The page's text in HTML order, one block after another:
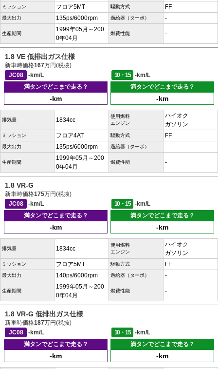
ミッション フロア5MT 駆動方式 FF
最大出力 135ps/6000rpm 過給器（ターボ） -
生産期間
1999年05月～200
0年04月
燃費性能 -
1.8 VE 低排出ガス仕様
新車時価格167万円(税抜)
JC08
-km/L 10・15
-km/L
満タンでどこまで走る？
-km
満タンでどこまで走る？
-km
排気量 1834cc
使用燃料
エンジン
ハイオク
ガソリン
ミッション フロア4AT 駆動方式 FF
最大出力 135ps/6000rpm 過給器（ターボ） -
生産期間
1999年05月～200
0年04月
燃費性能 -
1.8 VR-G
新車時価格175万円(税抜)
JC08
-km/L 10・15
-km/L
満タンでどこまで走る？
-km
満タンでどこまで走る？
-km
排気量 1834cc
使用燃料
エンジン
ハイオク
ガソリン
ミッション フロア5MT 駆動方式 FF
最大出力 140ps/6000rpm 過給器（ターボ） -
生産期間
1999年05月～200
0年04月
燃費性能 -
1.8 VR-G 低排出ガス仕様
新車時価格187万円(税抜)
JC08
-km/L 10・15
-km/L
満タンでどこまで走る？
-km
満タンでどこまで走る？
-km